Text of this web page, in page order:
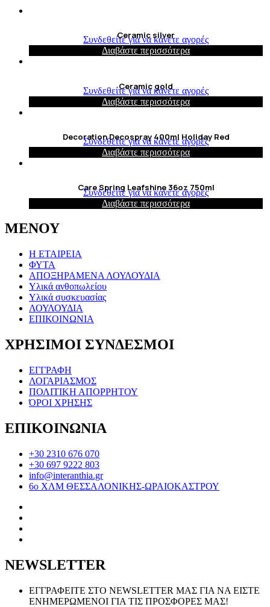
Ceramic silver
Συνδεθείτε για να κάνετε αγορές
Διαβάστε περισσότερα
Ceramic gold
Συνδεθείτε για να κάνετε αγορές
Διαβάστε περισσότερα
Decoration Decospray 400ml Holiday Red
Συνδεθείτε για να κάνετε αγορές
Διαβάστε περισσότερα
Care Spring Leafshine 36oz 750ml
Συνδεθείτε για να κάνετε αγορές
Διαβάστε περισσότερα
ΜΕΝΟΥ
Η ΕΤΑΙΡΕΙΑ
ΦΥΤΑ
ΑΠΟΞΗΡΑΜΕΝΑ ΛΟΥΛΟΥΔΙΑ
Υλικά ανθοπωλείου
Υλικά συσκευασίας
ΛΟΥΛΟΥΔΙΑ
ΕΠΙΚΟΙΝΩΝΙΑ
ΧΡΗΣΙΜΟΙ ΣΥΝΔΕΣΜΟΙ
ΕΓΓΡΑΦΗ
ΛΟΓΑΡΙΑΣΜΟΣ
ΠΟΛΙΤΙΚΗ ΑΠΟΡΡΗΤΟΥ
ΌΡΟΙ ΧΡΗΣΗΣ
ΕΠΙΚΟΙΝΩΝΙΑ
+30 2310 676 070
+30 697 9222 803
info@interanthia.gr
6ο ΧΛΜ ΘΕΣΣΑΛΟΝΙΚΗΣ-ΩΡΑΙΟΚΑΣΤΡΟΥ
NEWSLETTER
ΕΓΓΡΑΦΕΙΤΕ ΣΤΟ NEWSLETTER ΜΑΣ ΓΙΑ ΝΑ ΕΙΣΤΕ
ΕΝΗΜΕΡΩΜΕΝΟΙ ΓΙΑ ΤΙΣ ΠΡΟΣΦΟΡΕΣ ΜΑΣ!